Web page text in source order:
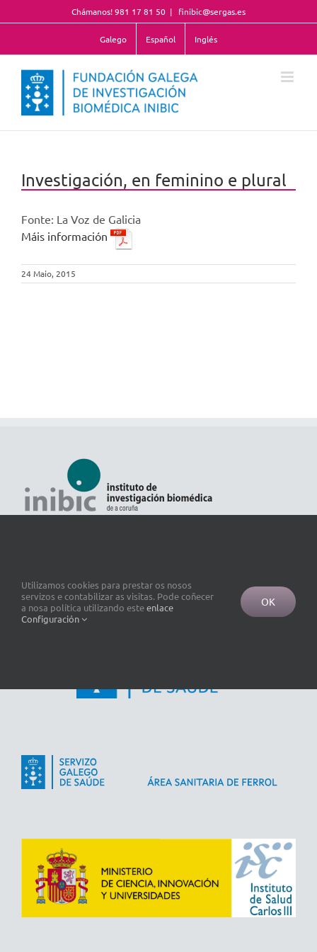
to
Chámanos! 981 17 81 50 | finibic@sergas.es
Galego Español Inglés
Investigación, en feminino e plural
Fonte: La Voz de Galicia
Máis información
24 Maio, 2015
Utilizamos cookies para prestar os nosos
servizos e contabilizar as visitas. Pode coñecer
a nosa política utilizando esteenlace
Configuración
OK